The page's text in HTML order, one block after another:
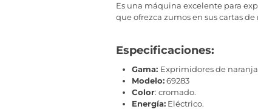
Es una máquina excelente para
que ofrezca zumos en sus cartas de
Especificaciones:
Gama: Exprimidores de
Modelo:69283
Color: cromado.
Energía: Eléctrico.